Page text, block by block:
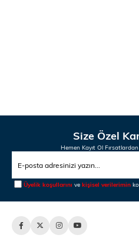
Size Özel
Hemen Kayıt Ol
Üyelik koşullarını ve kişisel verilerimin